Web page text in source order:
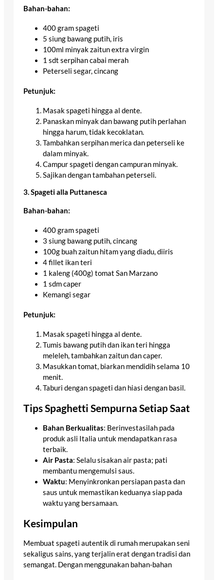
Bahan-bahan:
400 gram spageti
5 siung bawang putih, iris
100ml minyak zaitun extra virgin
1 sdt serpihan cabai merah
Peterseli segar, cincang
Petunjuk:
Masak spageti hingga al dente.
Panaskan minyak dan bawang putih perlahan
hingga harum, tidak kecoklatan.
Tambahkan serpihan merica dan peterseli ke
dalam minyak.
Campur spageti dengan campuran minyak.
Sajikan dengan tambahan peterseli.
3. Spageti alla Puttanesca
Bahan-bahan:
400 gram spageti
3 siung bawang putih, cincang
100g buah zaitun hitam yang diadu, diiris
4 fillet ikan teri
1 kaleng (400g) tomat San Marzano
1 sdm caper
Kemangi segar
Petunjuk:
Masak spageti hingga al dente.
Tumis bawang putih dan ikan teri hingga
meleleh, tambahkan zaitun dan caper.
Masukkan tomat, biarkan mendidih selama 10
menit.
Taburi dengan spageti dan hiasi dengan basil.
Tips Spaghetti Sempurna Setiap Saat
Bahan Berkualitas: Berinvestasilah pada
produk asli Italia untuk mendapatkan rasa
terbaik.
Air Pasta: Selalu sisakan air pasta; pati
membantu mengemulsi saus.
Waktu: Menyinkronkan persiapan pasta dan
saus untuk memastikan keduanya siap pada
waktu yang bersamaan.
Kesimpulan
Membuat spageti autentik di rumah merupakan seni
sekaligus sains, yang terjalin erat dengan tradisi dan
semangat. Dengan menggunakan bahan-bahan